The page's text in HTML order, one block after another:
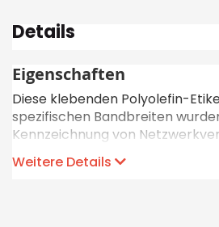
Details
Eigenschaften
Diese klebenden Polyolefin-
spezifischen Bandbreiten
Kennzeichnung von
Panels, Frontabdeckungen,
Stecker entwickelt. Das robuste
Weitere Details